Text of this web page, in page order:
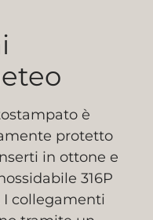
è
protetto
in ottone e
316P
I collegamenti